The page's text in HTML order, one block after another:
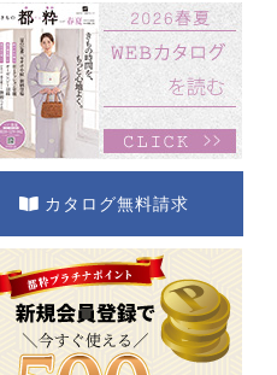
カタログ無料請求